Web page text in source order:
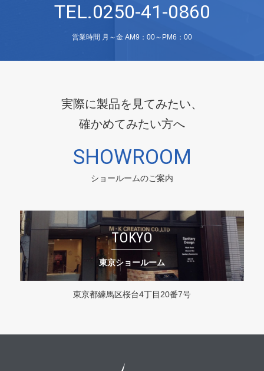
TEL.0250-41-0860
営業時間 月～金 AM9：00～PM6：00
実際に製品を見てみたい、
確かめてみたい方へ
SHOWROOM
ショールームのご案内
TOKYO
東京ショールーム
東京都練馬区桜台4丁目20番7号